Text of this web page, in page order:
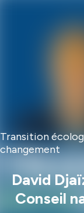
Transition
changement
David
Conseil